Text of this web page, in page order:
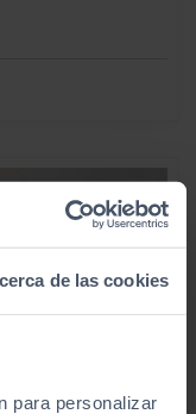
de las cookies
para personalizar